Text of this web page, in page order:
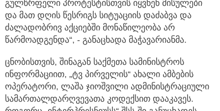
გულწრფელი პროტესტისთვის იყვნენ მისულები
და მათ დღის წესრიგს სიტუაციის დაძაბვა და
ძალადობრივ აქციებში მონაწილეობა არ
წარმოადგენდა“, - განაცხადა მაჭავარიანმა.
ცნობისთვის, შინაგან საქმეთა სამინისტროს
ინფორმაციით, „ტვ პირველის“ ახალი ამბების
ოპერატორი, ლაშა ჯიოშვილი ადმინისტრაციული
სამართალდარღვევათა კოდექსით დააკავეს.